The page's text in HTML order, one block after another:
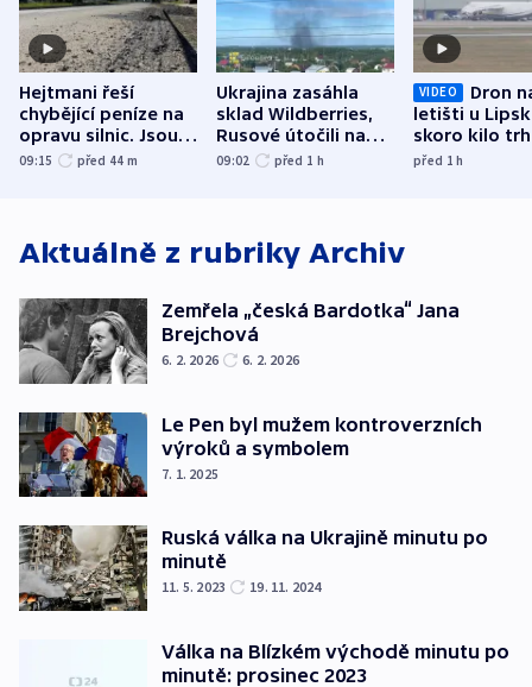
Hejtmani řeší
chybějící peníze na
opravu silnic. Jsou
nenárokové, namítá
09:15 před 44 m
Ukrajina zasáhla
sklad Wildberries,
Rusové útočili na
trh, hasiče či
09:02 před 1 h
VIDEO
Dron
letišti u
skoro kilo
indicie
před 1h
Aktuálně z rubriky Archiv
Zemřela „česká Bardotka“ Jana
Brejchová
6. 2. 2026 6. 2. 2026
Le Pen byl mužem kontroverzních
výroků a symbolem
7. 1. 2025
Ruská válka na Ukrajině minutu po
minutě
11. 5. 2023 19. 11. 2024
Válka na Blízkém východě minutu po
minutě: prosinec 2023